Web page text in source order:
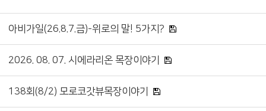
아비가일(26.8.7.금)-위로의 말! 5가지?
2026. 08. 07. 시에라리온 목장이야기
138회(8/2) 모로코갓뷰목장이야기